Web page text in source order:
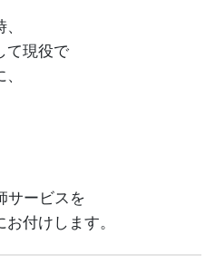
て現役で
サービスを
付けします。